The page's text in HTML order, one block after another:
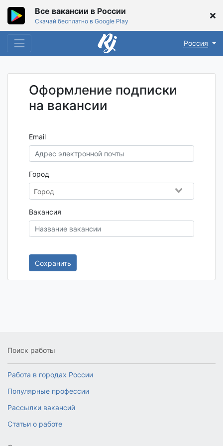
Все вакансии в России
Скачай бесплатно в Google Play
Россия
Оформление подписки
на вакансии
Email
Город
Вакансия
Сохранить
Поиск работы
Работа в городах России
Популярные профессии
Рассылки вакансий
Статьи о работе